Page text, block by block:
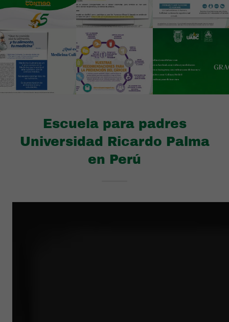
Escuela para padres
Universidad Ricardo Palma
en Perú